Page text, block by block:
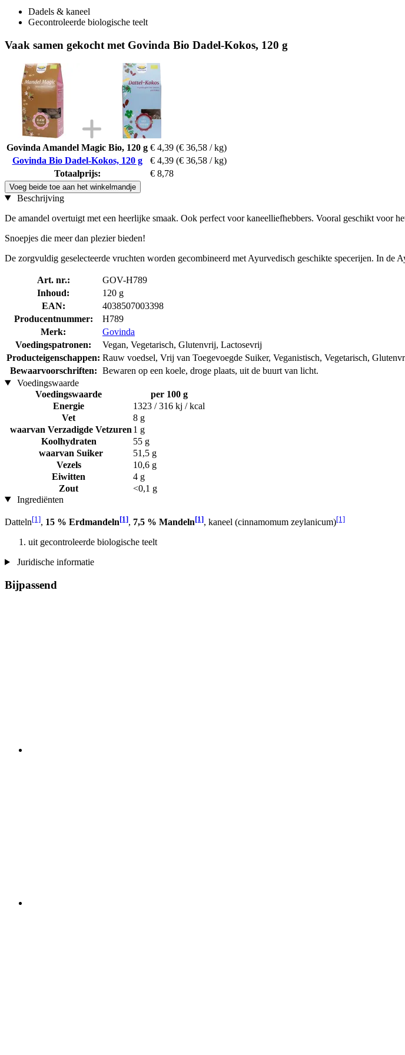
Dadels & kaneel
Gecontroleerde biologische teelt
Vaak samen gekocht met Govinda Bio Dadel-Kokos, 120 g
Govinda Amandel Magic Bio, 120 g € 4,39 (€ 36,58 / kg)
Govinda Bio Dadel-Kokos, 120 g
€ 4,39 (€ 36,58 / kg)
Totaalprijs:
€ 8,78
Voeg beide toe aan het winkelmandje
Beschrijving
De amandel overtuigt met een heerlijke smaak. Ook perfect voor kaneelliefhebbers. Vooral geschikt voor
Snoepjes die meer dan plezier bieden!
De zorgvuldig geselecteerde vruchten worden gecombineerd met Ayurvedisch geschikte specerijen. In de
Art. nr.:
GOV-H789
Inhoud:
120 g
EAN:
4038507003398
Producentnummer:
H789
Merk:
Govinda
Voedingspatronen:
Vegan, Vegetarisch, Glutenvrij, Lactosevrij
Producteigenschappen: Rauw voedsel, Vrij van Toegevoegde Suiker, Veganistisch, Vegetarisch,
Bewaarvoorschriften: Bewaren op een koele, droge plaats, uit de buurt van licht.
Voedingswaarde
Voedingswaarde
per 100 g
Energie
1323 / 316 kj / kcal
Vet
8 g
waarvan Verzadigde Vetzuren 1 g
Koolhydraten
55 g
waarvan Suiker
51,5 g
Vezels
10,6 g
Eiwitten
4 g
Zout
<0,1 g
Ingrediënten
Datteln[1], 15 % Erdmandeln[1], 7,5 % Mandeln[1], kaneel (cinnamomum zeylanicum)[1]
uit gecontroleerde biologische teelt
Juridische informatie
Bijpassend